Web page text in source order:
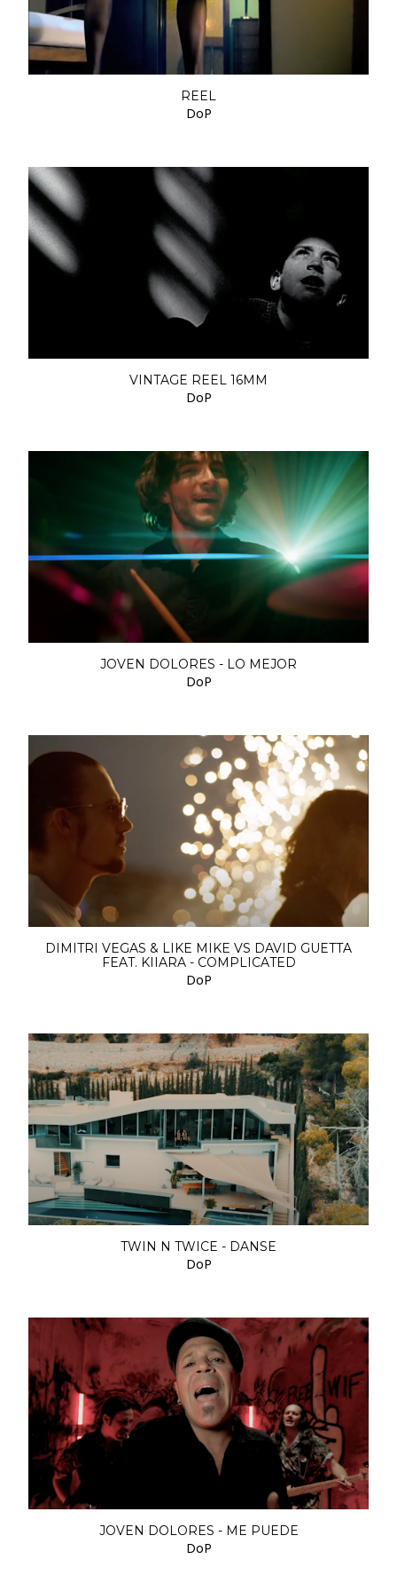
REEL
DoP
VINTAGE REEL 16MM
DoP
JOVEN DOLORES - LO MEJOR
DoP
DIMITRI VEGAS & LIKE MIKE VS DAVID GUETTA
FEAT. KIIARA - COMPLICATED
DoP
TWIN N TWICE - DANSE
DoP
JOVEN DOLORES - ME PUEDE
DoP